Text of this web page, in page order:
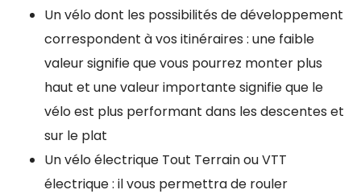
Un vélo dont les possibilités de développement
correspondent à vos itinéraires : une faible
valeur signifie que vous pourrez monter plus
haut et une valeur importante signifie que le
vélo est plus performant dans les descentes et
sur le plat
Un vélo électrique Tout Terrain ou VTT
électrique : il vous permettra de rouler